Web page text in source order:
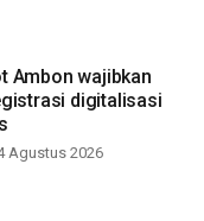
Ambon wajibkan
digitalisasi
Agustus 2026